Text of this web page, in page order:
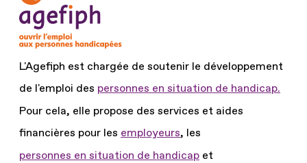
L'Agefiph est chargée de soutenir le développement
de l'emploi des personnes en situation de handicap.
Pour cela, elle propose des services et aides
financières pour les employeurs, les
personnes en situation de handicap et